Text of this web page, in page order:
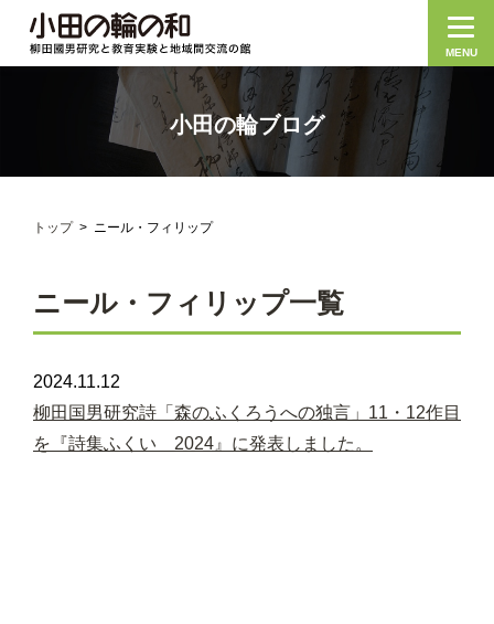
MENU
小田の輪ブログ
トップ ニール・フィリップ
ニール・フィリップ一覧
2024.11.12
柳田国男研究詩「森のふくろうへの独言」11・12作目
を『詩集ふくい 2024』に発表しました。